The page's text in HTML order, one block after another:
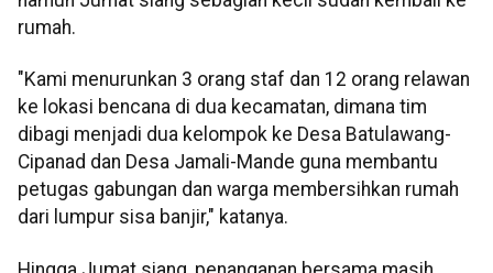
rumah.
"Kami menurunkan 3 orang staf dan 12 orang relawan
ke lokasi bencana di dua kecamatan, dimana tim
dibagi menjadi dua kelompok ke Desa Batulawang-
Cipanad dan Desa Jamali-Mande guna membantu
petugas gabungan dan warga membersihkan rumah
dari lumpur sisa banjir," katanya.